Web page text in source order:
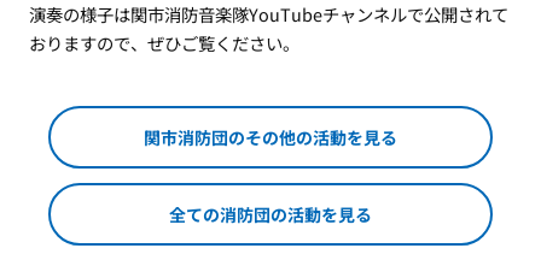
演奏の様子は関市消防音楽隊YouTubeチャンネルで公開されて
おりますので、ぜひご覧ください。
関市消防団のその他の活動を見る
全ての消防団の活動を見る